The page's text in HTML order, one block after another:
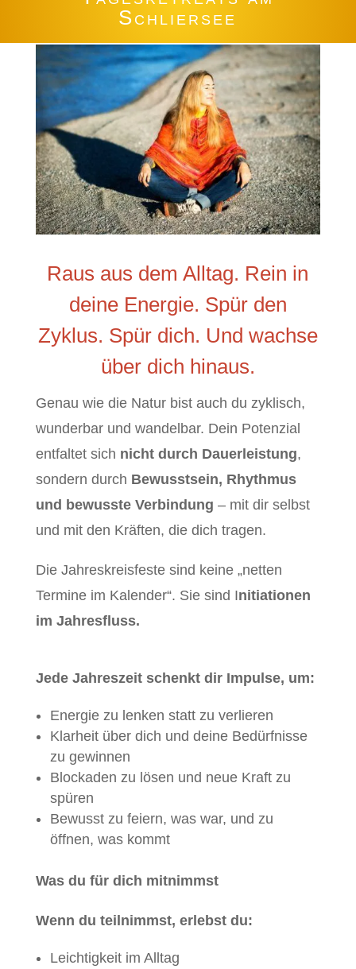
Schliersee
Raus aus dem Alltag. Rein in
deine Energie. Spür den
Zyklus. Spür dich. Und wachse
über dich hinaus.
Genau wie die Natur bist auch du zyklisch,
wunderbar und wandelbar. Dein Potenzial
entfaltet sich nicht durch Dauerleistung,
sondern durch Bewusstsein, Rhythmus
und bewusste Verbindung – mit dir selbst
und mit den Kräften, die dich tragen.
Die Jahreskreisfeste sind keine „netten
Termine im Kalender“. Sie sind Initiationen
im Jahresfluss.
Jede Jahreszeit schenkt dir Impulse, um:
Energie zu lenken statt zu verlieren
Klarheit über dich und deine Bedürfnisse
zu gewinnen
Blockaden zu lösen und neue Kraft zu
spüren
Bewusst zu feiern, was war, und zu
öffnen, was kommt
Was du für dich mitnimmst
Wenn du teilnimmst, erlebst du:
Leichtigkeit im Alltag